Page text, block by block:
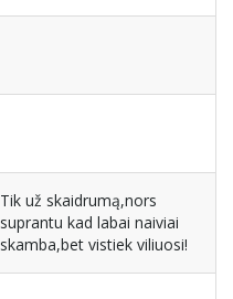
Tik už skaidrumą,nors
suprantu kad labai naiviai
skamba,bet vistiek viliuosi!